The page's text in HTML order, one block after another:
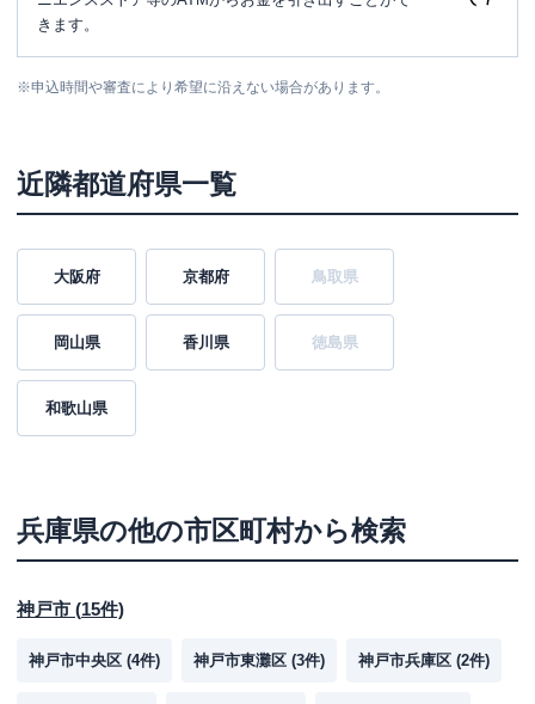
きます。
※申込時間や審査により希望に沿えない場合があります。
近隣都道府県一覧
大阪府 京都府 鳥取県
岡山県 香川県 徳島県
和歌山県
兵庫県の他の市区町村から検索
神戸市 (15件)
神戸市中央区 (4件) 神戸市東灘区 (3件) 神戸市兵庫区 (2件)